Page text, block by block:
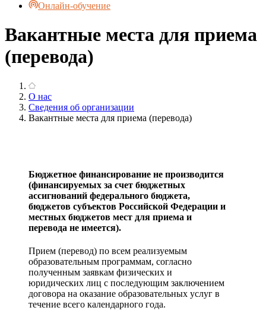
Онлайн-обучение
Вакантные места для приема
(перевода)
О нас
Сведения об организации
Вакантные места для приема (перевода)
Бюджетное финансирование не производится
(финансируемых за счет бюджетных
ассигнований федерального бюджета,
бюджетов субъектов Российской Федерации и
местных бюджетов мест для приема и
перевода не имеется).
Прием (перевод) по всем реализуемым
образовательным программам, согласно
полученным заявкам физических и
юридических лиц с последующим заключением
договора на оказание образовательных услуг в
течение всего календарного года.